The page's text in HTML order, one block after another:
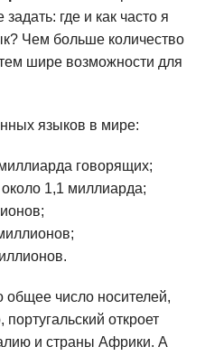
где и как часто я
Чем больше количество
шире возможности для
языков в мире:
говорящих;
1,1 миллиарда;
общее число носителей,
откроет
и страны Африки. А